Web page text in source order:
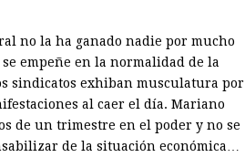
no la ha ganado nadie por mucho
empeñe en la normalidad de la
sindicatos exhiban musculatura por
al caer el día. Mariano
de un trimestre en el poder y no se
de la situación económica…